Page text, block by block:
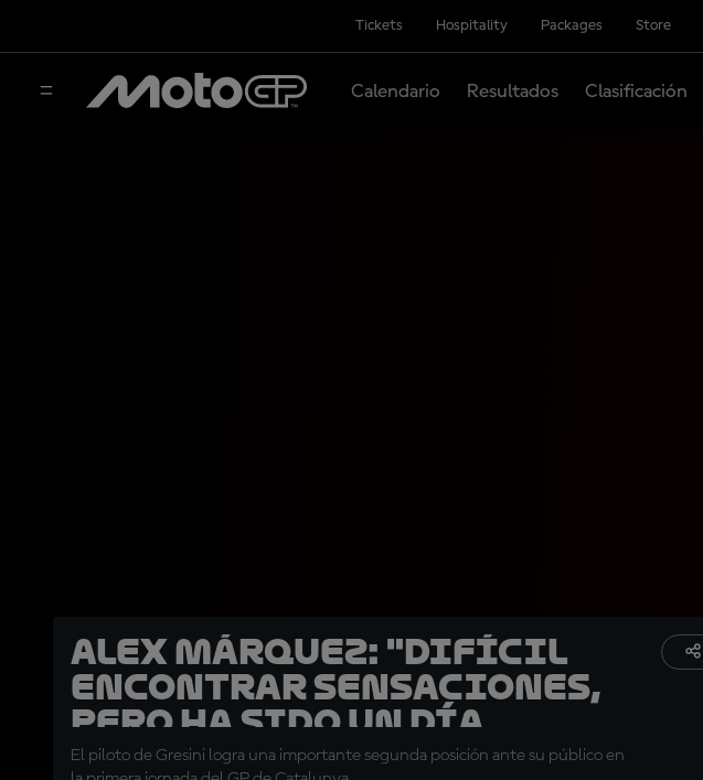
Tickets Hospitality Packages Store
Calendario Resultados Clasificación
Alex Márquez: "Difícil
encontrar sensaciones,
pero ha sido un día
sólido"
El piloto de Gresini logra una importante segunda posición ante su público en